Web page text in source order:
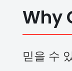
Why
믿을 수